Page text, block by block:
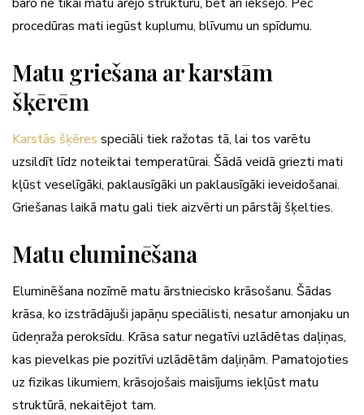
procedūras mati iegūst kuplumu, blīvumu un spīdumu.
Matu griešana ar karstām
šķērēm
Karstās šķēres speciāli tiek ražotas tā, lai tos varētu
uzsildīt līdz noteiktai temperatūrai. Šādā veidā griezti mati
kļūst veselīgāki, paklausīgāki un paklausīgāki ieveidošanai.
Griešanas laikā matu gali tiek aizvērti un pārstāj šķelties.
Matu eluminēšana
Eluminēšana nozīmē matu ārstniecisko krāsošanu. Šādas
krāsa, ko izstrādājuši japāņu speciālisti, nesatur amonjaku un
ūdeņraža peroksīdu. Krāsa satur negatīvi uzlādētas daļiņas,
kas pievelkas pie pozitīvi uzlādētām daļiņām. Pamatojoties
uz fizikas likumiem, krāsojošais maisījums iekļūst matu
struktūrā, nekaitējot tam.